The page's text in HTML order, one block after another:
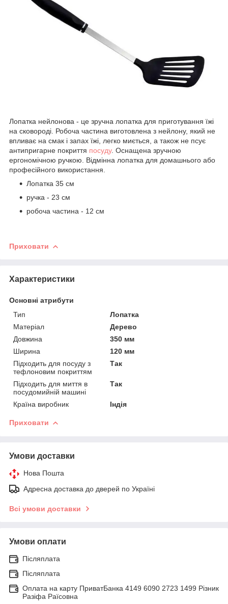
Лопатка нейлонова - це зручна лопатка для приготування їжі
на сковороді. Робоча частина виготовлена з нейлону, який не
впливає на смак і запах їжі, легко миється, а також не псує
антипригарне покриття посуду. Оснащена зручною
ергономічною ручкою. Відмінна лопатка для домашнього або
професійного використання.
Лопатка 35 см
ручка - 23 см
робоча частина - 12 см
Приховати
Характеристики
Основні атрибути
Тип
Лопатка
Матеріал
Дерево
Довжина
350 мм
Ширина
120 мм
Підходить для посуду з
тефлоновим покриттям
Так
Підходить для миття в
посудомийній машині
Так
Країна виробник Індія
Приховати
Умови доставки
Нова Пошта
Адресна доставка до дверей по Україні
Всі умови доставки
Умови оплати
Післяплата
Післяплата
Оплата на карту ПриватБанка 4149 6090 2723 1499 Різник
Разіфа Раїсовна